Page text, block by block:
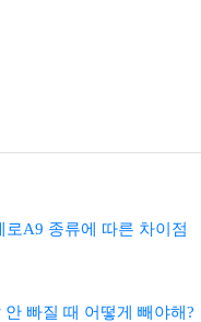
로A9 종류에 따른 차이점
안 빠질 때 어떻게 빼야해?